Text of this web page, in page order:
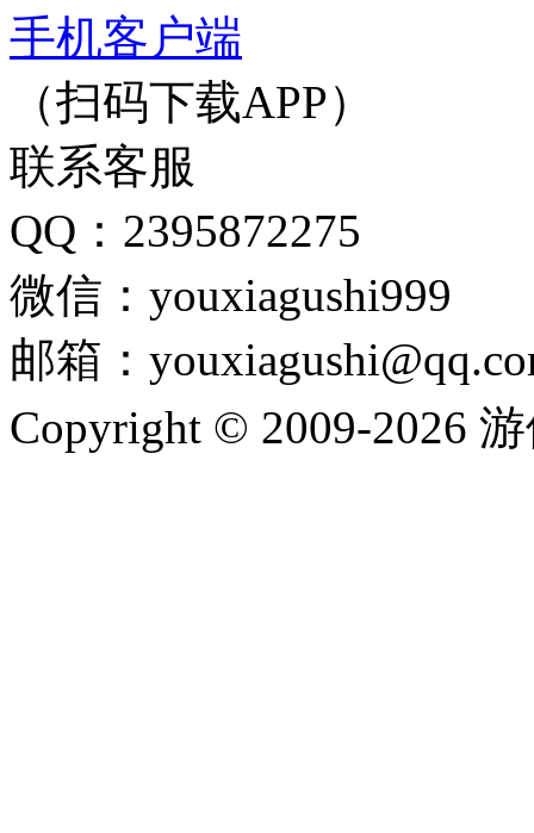
手机客户端
（扫码下载APP）
联系客服
QQ：2395872275
微信：youxiagushi999
邮箱：
Copyright © 2009-2026